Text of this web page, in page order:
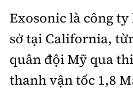
Camera giao thông
Câu chuyện giao thông
Giải trí - Thể thao
Cơ quan chủ quản: Bộ Xây
Giấy phép số: 03/GP-
Tòa soạn: Số 2 Nguyễn
Exosonic là công
sở tại California,
quân đội Mỹ qua
thanh vận tốc 1,8